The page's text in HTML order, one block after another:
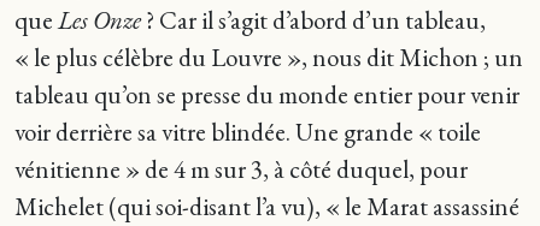
queLes Onze? Car il s’agit d’abord d’un tableau,
« le plus célèbre du Louvre », nous dit Michon ; un
tableau qu’on se presse du monde entier pour venir
voir derrière sa vitre blindée. Une grande « toile
vénitienne » de 4 m sur 3, à côté duquel, pour
Michelet (qui soi-disant l’a vu), « le Marat assassiné